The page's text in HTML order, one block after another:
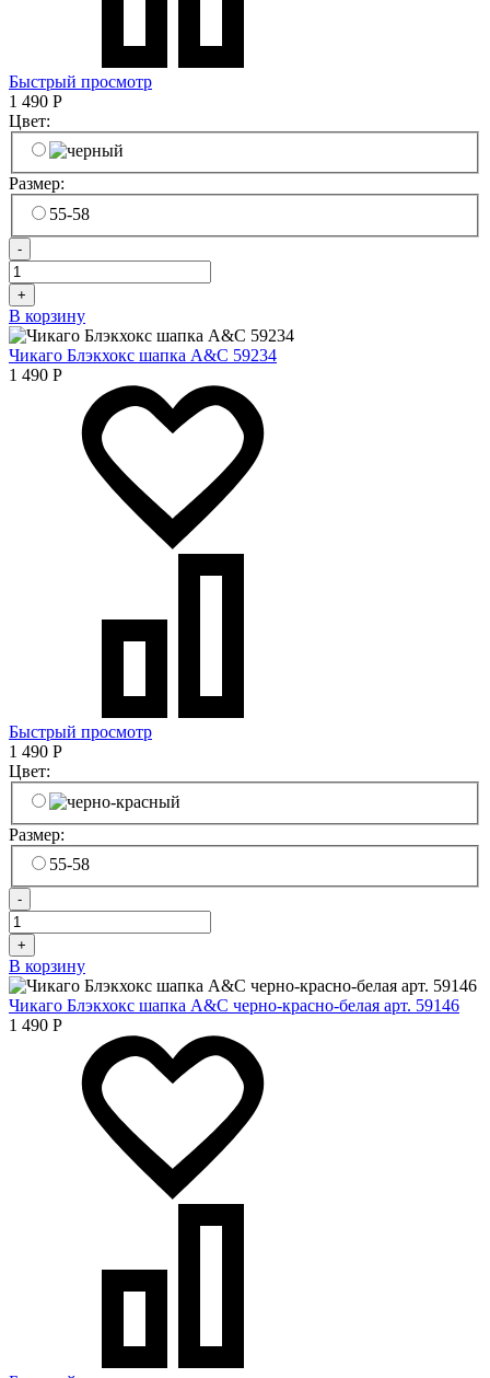
Быстрый просмотр
1 490 Р
Цвет:
Размер:
55-58
-
+
В корзину
Чикаго Блэкхокс шапка A&C 59234
1 490 Р
Быстрый просмотр
1 490 Р
Цвет:
Размер:
55-58
-
+
В корзину
Чикаго Блэкхокс шапка A&C черно-красно-белая арт. 59146
1 490 Р